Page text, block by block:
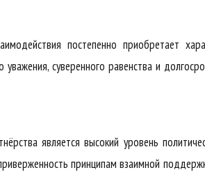
постепенно приобретает
уважения, суверенного равенства и
является высокий уровень
принципам взаимной